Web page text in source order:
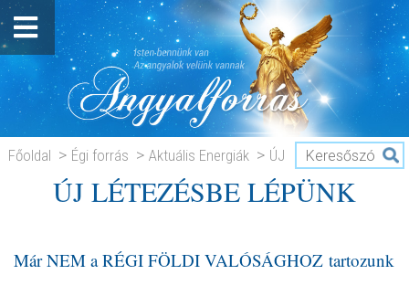
Főoldal Égi forrás Aktuális Energiák
ÚJ
LÉTEZÉSBE LÉPÜNK
ÚJ LÉTEZÉSBE LÉPÜNK
Már NEM a RÉGI FÖLDI VALÓSÁGHOZ tartozunk